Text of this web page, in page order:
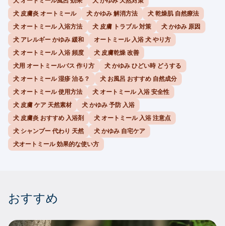
犬 皮膚炎 オートミール
犬 かゆみ 解消方法
犬 乾燥肌 自然療法
犬 オートミール 入浴方法
犬 皮膚 トラブル 対策
犬 かゆみ 原因
犬 アレルギー かゆみ 緩和
オートミール 入浴 犬 やり方
犬 オートミール 入浴 頻度
犬 皮膚乾燥 改善
犬用 オートミールバス 作り方
犬 かゆみ ひどい時 どうする
犬 オートミール 湿疹 治る？
犬 お風呂 おすすめ 自然成分
犬 オートミール 使用方法
犬 オートミール 入浴 安全性
犬 皮膚 ケア 天然素材
犬 かゆみ 予防 入浴
犬 皮膚炎 おすすめ 入浴剤
犬 オートミール 入浴 注意点
犬 シャンプー 代わり 天然
犬 かゆみ 自宅ケア
犬オートミール 効果的な使い方
おすすめ